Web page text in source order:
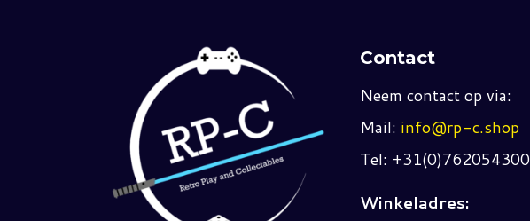
Contact
Neem contact op via:
Mail: info@rp-c.shop
Tel: +31(0)762054300
Winkeladres: